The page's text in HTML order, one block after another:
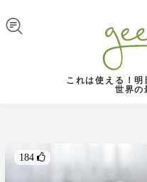
これは使える！
世界の
184 